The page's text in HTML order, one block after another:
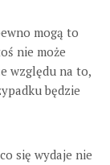
mogą to
nie może
względu na to,
będzie
się wydaje nie